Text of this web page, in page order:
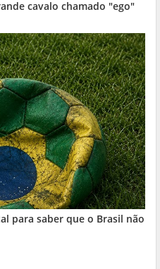
cavalo chamado "ego"
para saber que o Brasil não